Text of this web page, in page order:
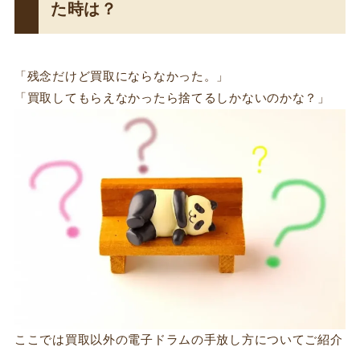
た時は？
「残念だけど買取にならなかった。」
「買取してもらえなかったら捨てるしかないのかな？」
ここでは買取以外の電子ドラムの手放し方についてご紹介